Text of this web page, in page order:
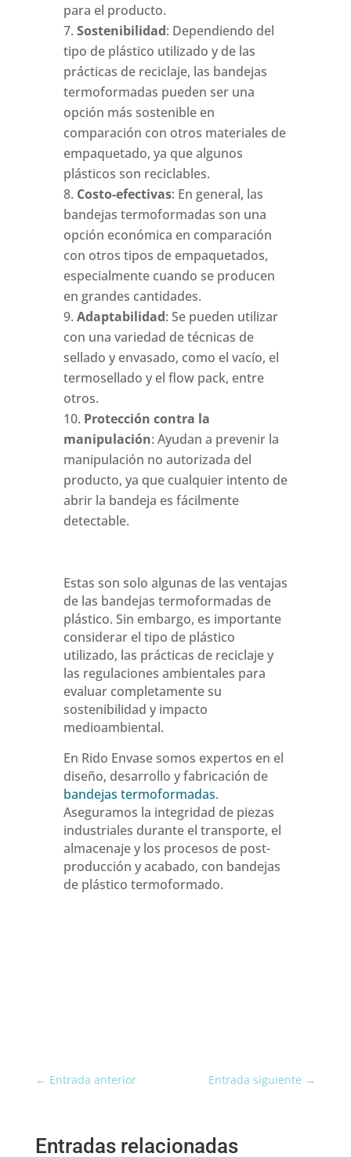
para el producto.
Sostenibilidad: Dependiendo del
tipo de plástico utilizado y de las
prácticas de reciclaje, las bandejas
termoformadas pueden ser una
opción más sostenible en
comparación con otros materiales de
empaquetado, ya que algunos
plásticos son reciclables.
Costo-efectivas: En general, las
bandejas termoformadas son una
opción económica en comparación
con otros tipos de empaquetados,
especialmente cuando se producen
en grandes cantidades.
Adaptabilidad: Se pueden utilizar
con una variedad de técnicas de
sellado y envasado, como el vacío, el
termosellado y el flow pack, entre
otros.
Protección contra la
manipulación: Ayudan a prevenir la
manipulación no autorizada del
producto, ya que cualquier intento de
abrir la bandeja es fácilmente
detectable.
Estas son solo algunas de las ventajas
de las bandejas termoformadas de
plástico. Sin embargo, es importante
considerar el tipo de plástico
utilizado, las prácticas de reciclaje y
las regulaciones ambientales para
evaluar completamente su
sostenibilidad y impacto
medioambiental.
En Rido Envase somos expertos en el
diseño, desarrollo y fabricación de
bandejas termoformadas.
Aseguramos la integridad de piezas
industriales durante el transporte, el
almacenaje y los procesos de post-
producción y acabado, con bandejas
de plástico termoformado.
← Entrada anterior Entrada siguiente →
Entradas relacionadas